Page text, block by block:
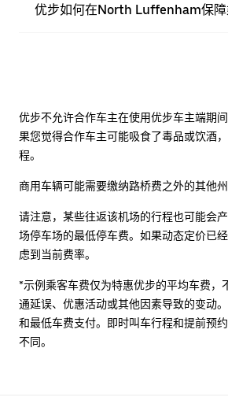
优步如何在North Luffenham保障
优步不允许合作车主在使用优步车主端期
果您觉得合作车主可能吸食了毒品或饮酒
程。
商用车辆可能需要缴纳路桥费之外的其他州
请注意，某些往返该机场的行程也可能会
场停车场的最低停车费。如果动态定价已
虑到当前费率。
*示例乘客车费仅为特惠优步的平均车费，
通延误、优惠活动或其他因素导致的变动
和最低车费支付。即时叫车行程和提前预
不同。